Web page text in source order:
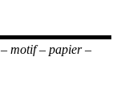
–motif–papier–